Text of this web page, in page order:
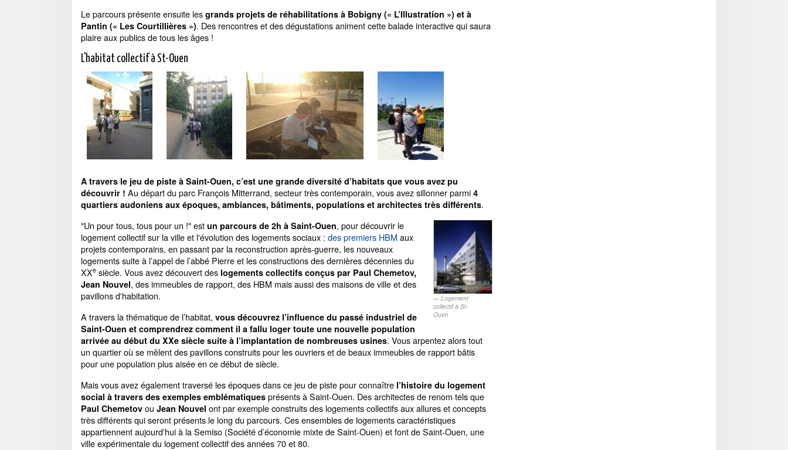
Le parcours présente ensuite les grands projets de réhabilitations à Bobigny (« L’Illustration ») et à
Pantin (« Les Courtillières »). Des rencontres et des dégustations animent cette balade interactive qui saura
plaire aux publics de tous les âges !
L'habitat collectif à St-Ouen
A travers le jeu de piste à Saint-Ouen, c’est une grande diversité d’habitats que vous avez pu
découvrir ! Au départ du parc François Mitterrand, secteur très contemporain, vous avez sillonner parmi 4
quartiers audoniens aux époques, ambiances, bâtiments, populations et architectes très différents.
Logement
collectif à St-
Ouen
"Un pour tous, tous pour un !" est un parcours de 2h à Saint-Ouen, pour découvrir le
logement collectif sur la ville et l'évolution des logements sociaux : des premiers HBM aux
projets contemporains, en passant par la reconstruction après-guerre, les nouveaux
logements suite à l’appel de l’abbé Pierre et les constructions des dernières décennies du
XXe siècle. Vous avez découvert des logements collectifs conçus par Paul Chemetov,
Jean Nouvel, des immeubles de rapport, des HBM mais aussi des maisons de ville et des
pavillons d'habitation.
A travers la thématique de l’habitat, vous découvrez l’influence du passé industriel de
Saint-Ouen et comprendrez comment il a fallu loger toute une nouvelle population
arrivée au début du XXe siècle suite à l’implantation de nombreuses usines. Vous arpentez alors tout
un quartier où se mêlent des pavillons construits pour les ouvriers et de beaux immeubles de rapport bâtis
pour une population plus aisée en ce début de siècle.
Mais vous avez également traversé les époques dans ce jeu de piste pour connaître l’histoire du logement
social à travers des exemples emblématiques présents à Saint-Ouen. Des architectes de renom tels que
Paul Chemetov ou Jean Nouvel ont par exemple construits des logements collectifs aux allures et concepts
très différents qui seront présents le long du parcours. Ces ensembles de logements caractéristiques
appartiennent aujourd’hui à la Semiso (Société d’économie mixte de Saint-Ouen) et font de Saint-Ouen, une
ville expérimentale du logement collectif des années 70 et 80.